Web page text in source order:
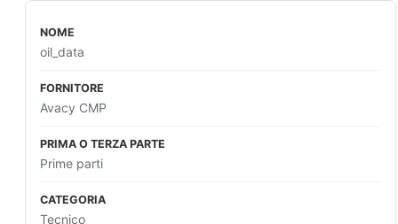
oil_data
Avacy CMP
Prime parti
Tecnico